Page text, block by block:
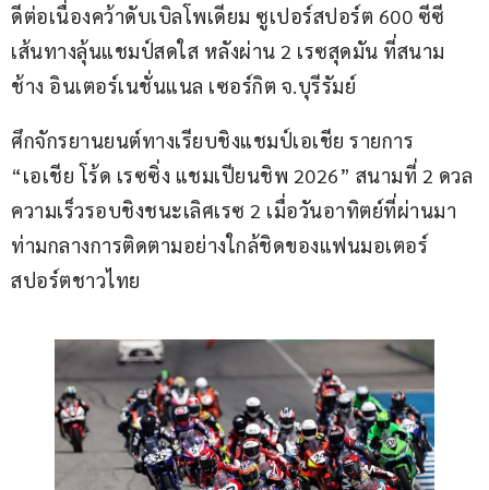
ดีต่อเนื่องคว้าดับเบิลโพเดียม ซูเปอร์สปอร์ต 600 ซีซี
เส้นทางลุ้นแชมป์สดใส หลังผ่าน 2 เรซสุดมัน ที่สนาม
ช้าง อินเตอร์เนชั่นแนล เซอร์กิต จ.บุรีรัมย์
ศึกจักรยานยนต์ทางเรียบชิงแชมป์เอเชีย รายการ
“เอเชีย โร้ด เรซซิ่ง แชมเปียนชิพ 2026” สนามที่ 2 ดวล
ความเร็วรอบชิงชนะเลิศเรซ 2 เมื่อวันอาทิตย์ที่ผ่านมา
ท่ามกลางการติดตามอย่างใกล้ชิดของแฟนมอเตอร์
สปอร์ตชาวไทย